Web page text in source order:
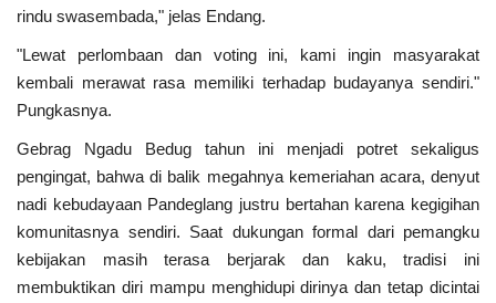
rindu swasembada," jelas Endang.
"Lewat perlombaan dan voting ini, kami ingin masyarakat
kembali merawat rasa memiliki terhadap budayanya sendiri."
Pungkasnya.
Gebrag Ngadu Bedug tahun ini menjadi potret sekaligus
pengingat, bahwa di balik megahnya kemeriahan acara, denyut
nadi kebudayaan Pandeglang justru bertahan karena kegigihan
komunitasnya sendiri. Saat dukungan formal dari pemangku
kebijakan masih terasa berjarak dan kaku, tradisi ini
membuktikan diri mampu menghidupi dirinya dan tetap dicintai